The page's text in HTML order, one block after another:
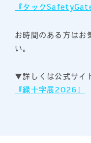
『 タック
お時間のある方はお
い。
▼詳しくは公式サイ
『緑十字展2026』